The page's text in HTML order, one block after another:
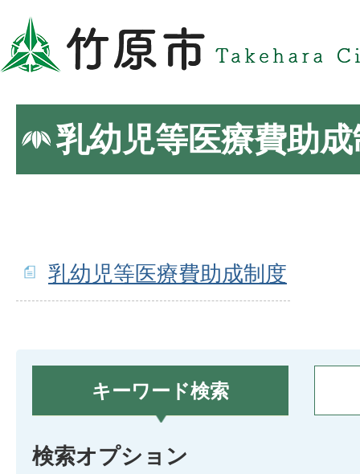
乳幼児等医療費助
乳幼児等医療費助成制度
キーワード検索
検索オプション